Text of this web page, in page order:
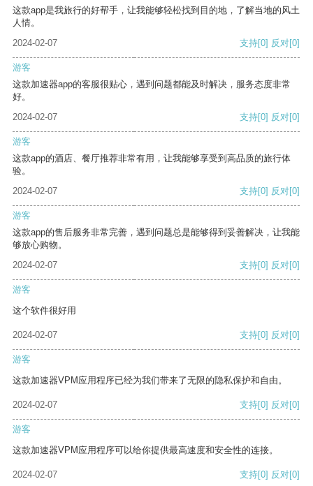
这款app是我旅行的好帮手，让我能够轻松找到目的地，了解当地的风土
人情。
2024-02-07
支持[0] 反对[0]
游客
这款加速器app的客服很贴心，遇到问题都能及时解决，服务态度非常
好。
2024-02-07
支持[0] 反对[0]
游客
这款app的酒店、餐厅推荐非常有用，让我能够享受到高品质的旅行体
验。
2024-02-07
支持[0] 反对[0]
游客
这款app的售后服务非常完善，遇到问题总是能够得到妥善解决，让我能
够放心购物。
2024-02-07
支持[0] 反对[0]
游客
这个软件很好用
2024-02-07 支持[0] 反对[0]
游客
这款加速器VPM应用程序已经为我们带来了无限的隐私保护和自由。
2024-02-07 支持[0] 反对[0]
游客
这款加速器VPM应用程序可以给你提供最高速度和安全性的连接。
2024-02-07 支持[0] 反对[0]